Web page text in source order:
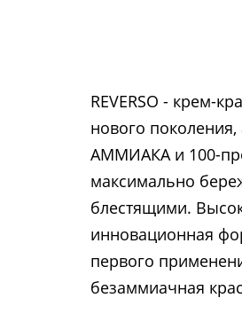
REVERSO - крем-
нового
АММИАКА и 100-
максимально
блестящими.
инновационная
первого
безаммиачная